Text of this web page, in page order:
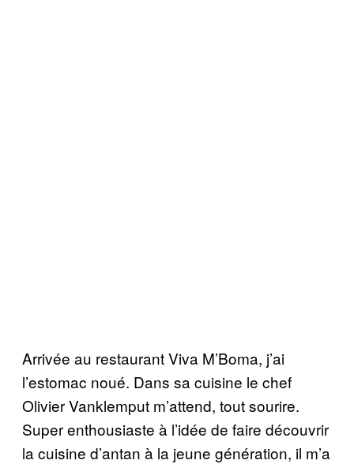
Arrivée au restaurant Viva M’Boma, j’ai
l’estomac noué. Dans sa cuisine le chef
Olivier Vanklemput m’attend, tout sourire.
Super enthousiaste à l’idée de faire découvrir
la cuisine d’antan à la jeune génération, il m’a